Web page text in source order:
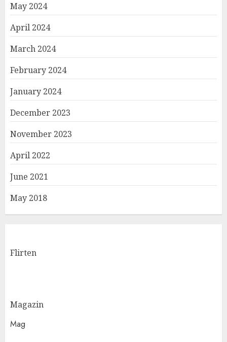
May 2024
April 2024
March 2024
February 2024
January 2024
December 2023
November 2023
April 2022
June 2021
May 2018
Flirten
Magazin
Mag